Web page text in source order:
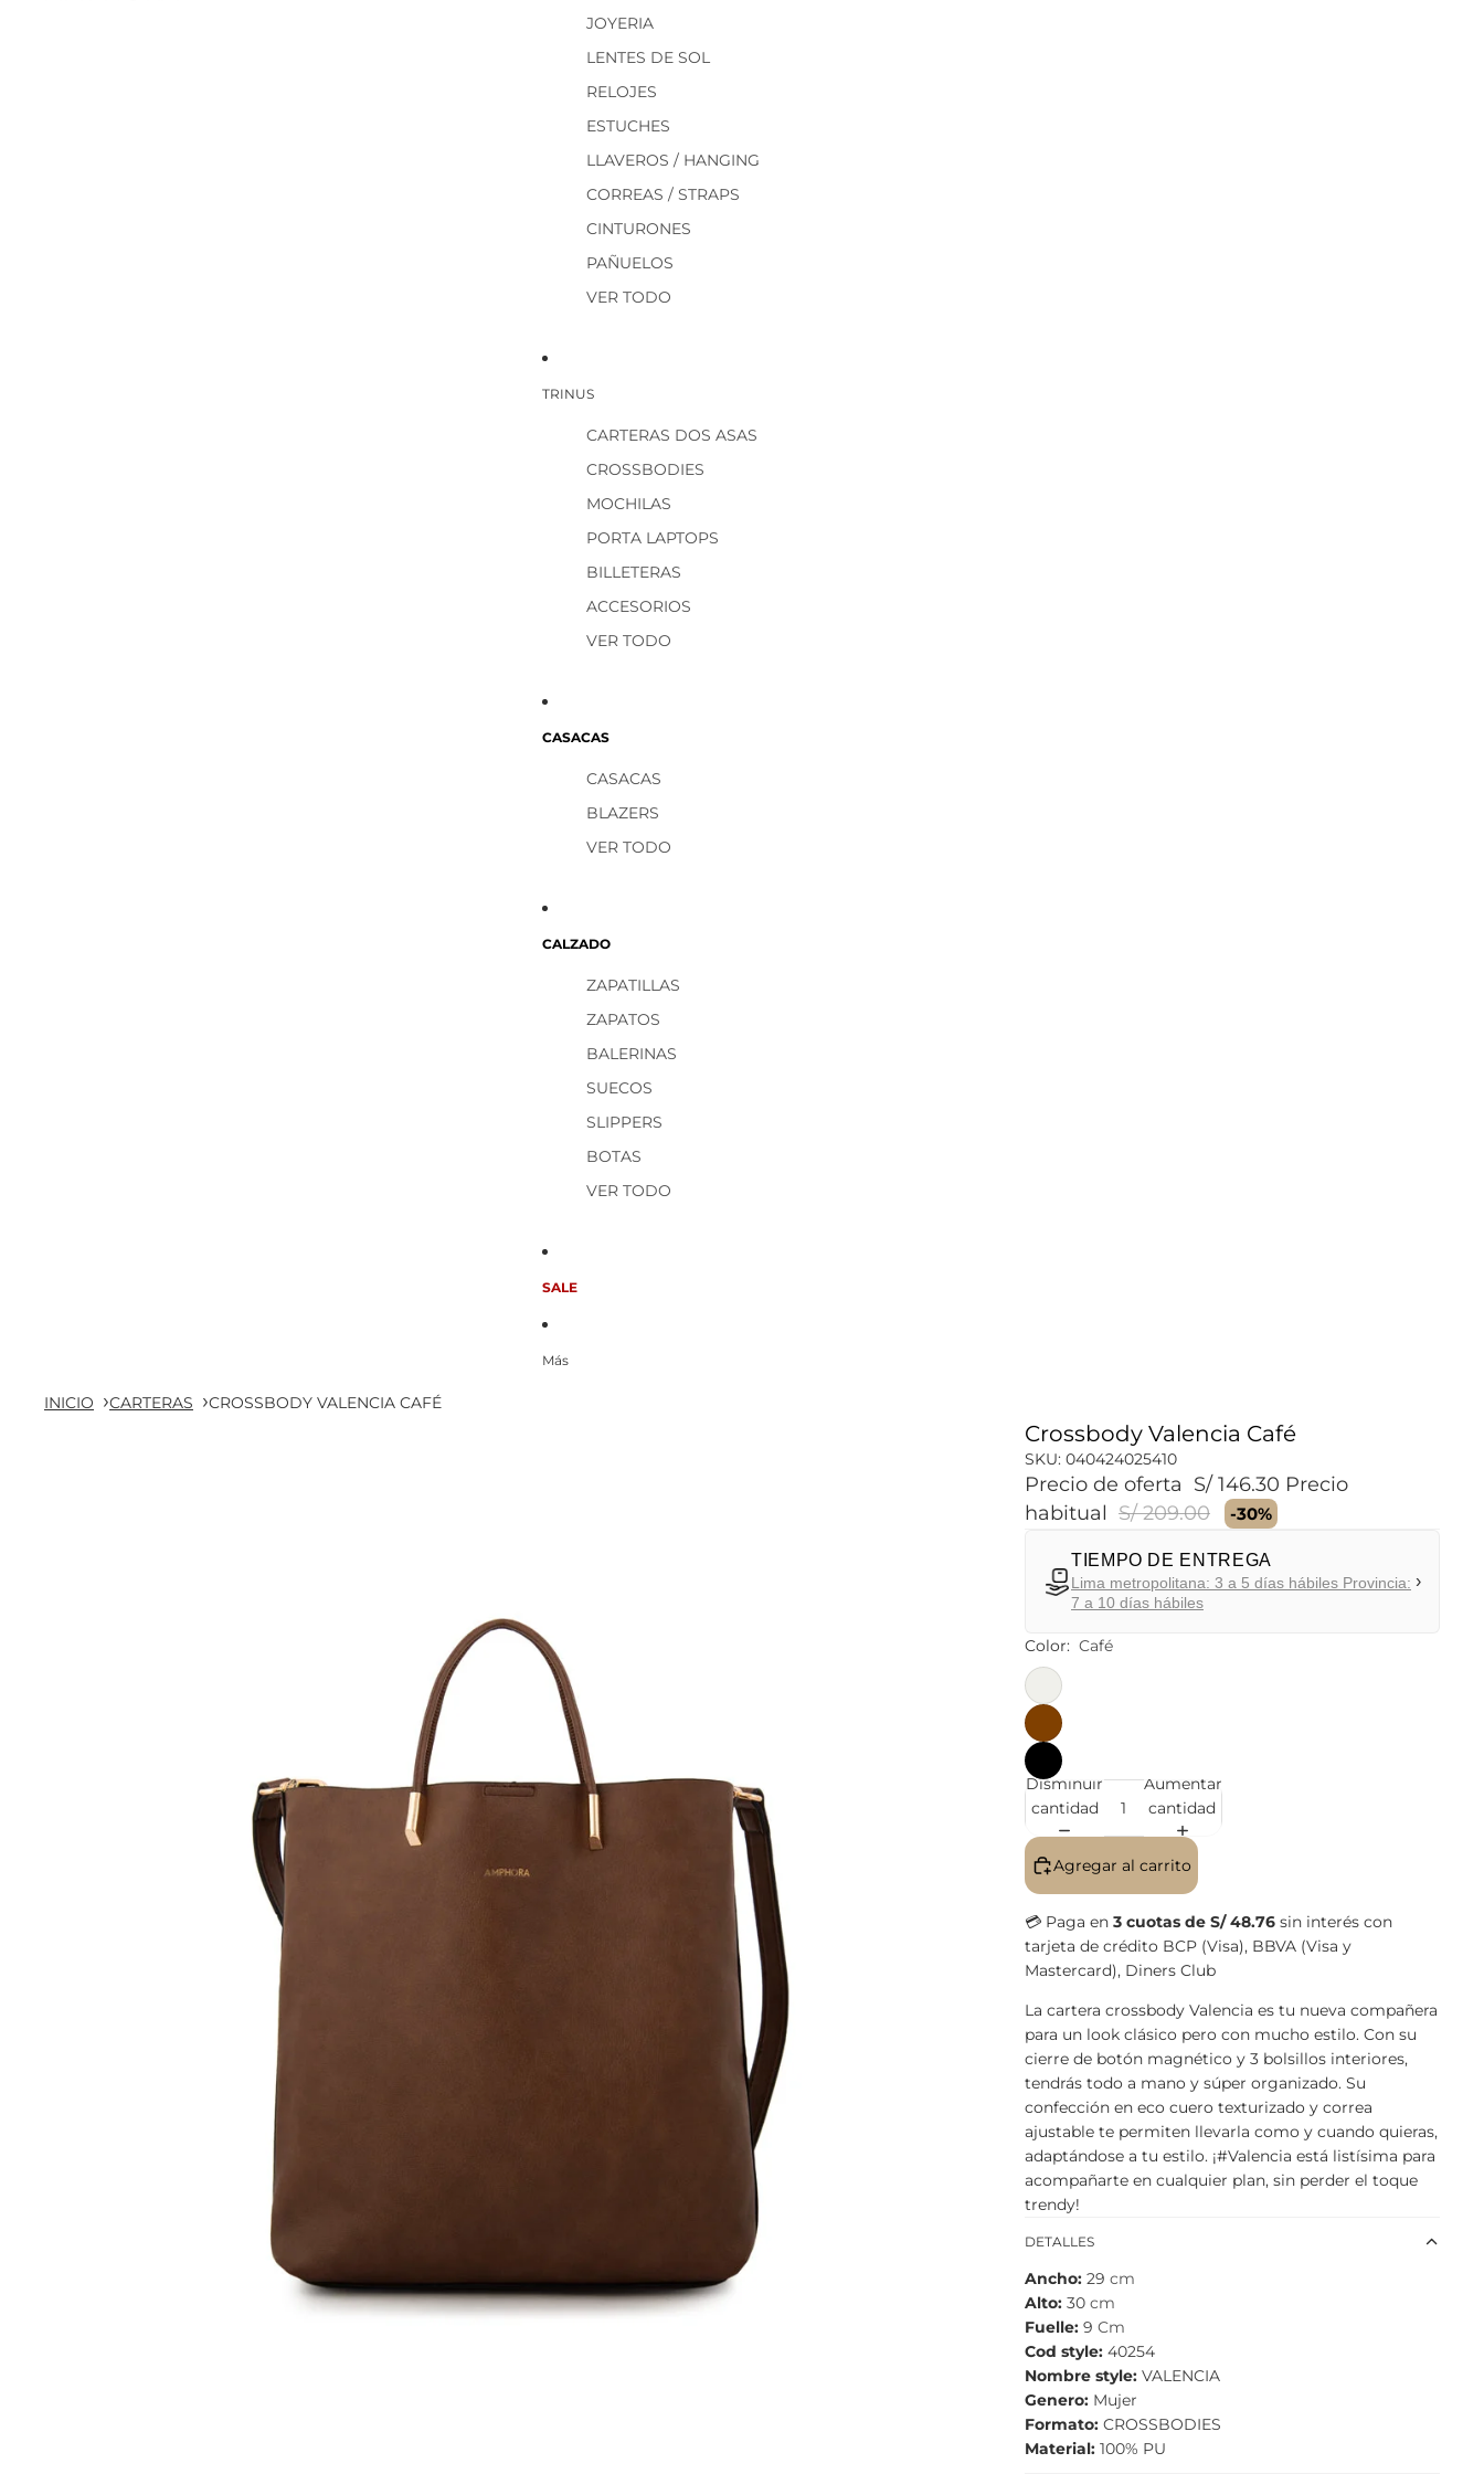
JOYERIA
LENTES DE SOL
RELOJES
ESTUCHES
LLAVEROS / HANGING
CORREAS / STRAPS
CINTURONES
PAÑUELOS
VER TODO
TRINUS
CARTERAS DOS ASAS
CROSSBODIES
MOCHILAS
PORTA LAPTOPS
BILLETERAS
ACCESORIOS
VER TODO
CASACAS
CASACAS
BLAZERS
VER TODO
CALZADO
ZAPATILLAS
ZAPATOS
BALERINAS
SUECOS
SLIPPERS
BOTAS
VER TODO
SALE
Más
INICIO CARTERAS CROSSBODY VALENCIA CAFÉ
Crossbody Valencia Café
SKU: 040424025410
Precio de oferta S/ 146.30 Precio
habitual S/ 209.00 -30%
TIEMPO DE ENTREGA
Lima metropolitana: 3 a 5 días hábiles Provincia:
7 a 10 días hábiles
›
Color: Café
Disminuir
cantidad
Aumentar
cantidad
Agregar al carrito
💳 Paga en 3 cuotas de S/ 48.76 sin interés con
tarjeta de crédito BCP (Visa), BBVA (Visa y
Mastercard), Diners Club
La cartera crossbody Valencia es tu nueva compañera
para un look clásico pero con mucho estilo. Con su
cierre de botón magnético y 3 bolsillos interiores,
tendrás todo a mano y súper organizado. Su
confección en eco cuero texturizado y correa
ajustable te permiten llevarla como y cuando quieras,
adaptándose a tu estilo. ¡#Valencia está listísima para
acompañarte en cualquier plan, sin perder el toque
trendy!
DETALLES
Ancho 29 cm
Alto 30 cm
Fuelle 9 Cm
Cod style 40254
Nombre style VALENCIA
Genero Mujer
Formato CROSSBODIES
Material 100% PU